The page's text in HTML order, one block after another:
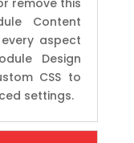
remove this
Content
aspect
Design
CSS to
settings.